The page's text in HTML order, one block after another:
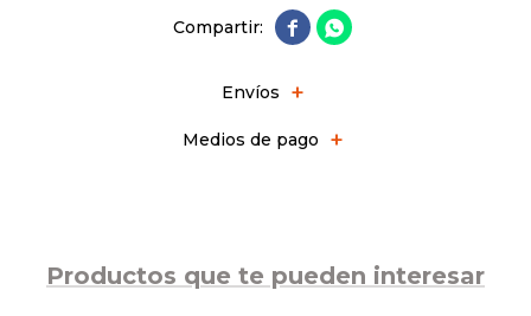
 
Envíos
Medios de pago
Productos que te pueden interesar